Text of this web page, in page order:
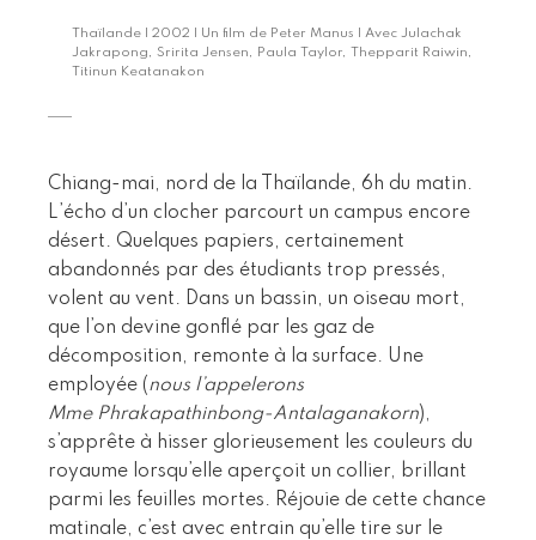
Thaïlande | 2002 | Un film de Peter Manus | Avec Julachak
Jakrapong, Sririta Jensen, Paula Taylor, Thepparit Raiwin,
Titinun Keatanakon
Chiang-mai, nord de la Thaïlande, 6h du matin.
L’écho d’un clocher parcourt un campus encore
désert. Quelques papiers, certainement
abandonnés par des étudiants trop pressés,
volent au vent. Dans un bassin, un oiseau mort,
que l’on devine gonflé par les gaz de
décomposition, remonte à la surface. Une
employée (nous l’appelerons
Mme Phrakapathinbong-Antalaganakorn),
s’apprête à hisser glorieusement les couleurs du
royaume lorsqu’elle aperçoit un collier, brillant
parmi les feuilles mortes. Réjouie de cette chance
matinale, c’est avec entrain qu’elle tire sur le